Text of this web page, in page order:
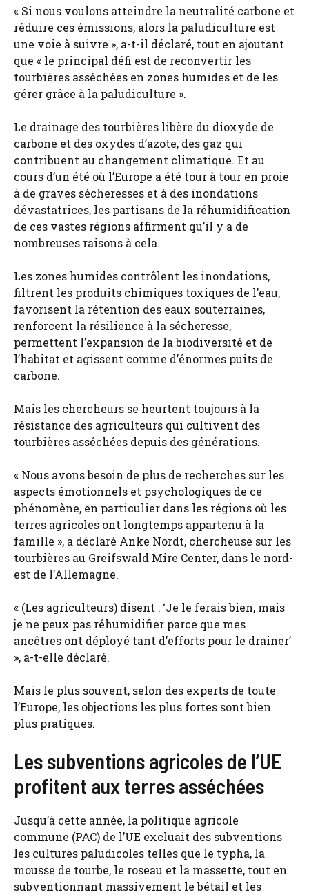
« Si nous voulons atteindre la neutralité carbone et
réduire ces émissions, alors la paludiculture est
une voie à suivre », a-t-il déclaré, tout en ajoutant
que « le principal défi est de reconvertir les
tourbières asséchées en zones humides et de les
gérer grâce à la paludiculture ».
Le drainage des tourbières libère du dioxyde de
carbone et des oxydes d’azote, des gaz qui
contribuent au changement climatique. Et au
cours d’un été où l’Europe a été tour à tour en proie
à de graves sécheresses et à des inondations
dévastatrices, les partisans de la réhumidification
de ces vastes régions affirment qu’il y a de
nombreuses raisons à cela.
Les zones humides contrôlent les inondations,
filtrent les produits chimiques toxiques de l’eau,
favorisent la rétention des eaux souterraines,
renforcent la résilience à la sécheresse,
permettent l’expansion de la biodiversité et de
l’habitat et agissent comme d’énormes puits de
carbone.
Mais les chercheurs se heurtent toujours à la
résistance des agriculteurs qui cultivent des
tourbières asséchées depuis des générations.
« Nous avons besoin de plus de recherches sur les
aspects émotionnels et psychologiques de ce
phénomène, en particulier dans les régions où les
terres agricoles ont longtemps appartenu à la
famille », a déclaré Anke Nordt, chercheuse sur les
tourbières au Greifswald Mire Center, dans le nord-
est de l’Allemagne.
« (Les agriculteurs) disent : ‘Je le ferais bien, mais
je ne peux pas réhumidifier parce que mes
ancêtres ont déployé tant d’efforts pour le drainer’
», a-t-elle déclaré.
Mais le plus souvent, selon des experts de toute
l’Europe, les objections les plus fortes sont bien
plus pratiques.
Les subventions agricoles de l’UE
profitent aux terres asséchées
Jusqu’à cette année, la politique agricole
commune (PAC) de l’UE excluait des subventions
les cultures paludicoles telles que le typha, la
mousse de tourbe, le roseau et la massette, tout en
subventionnant massivement le bétail et les